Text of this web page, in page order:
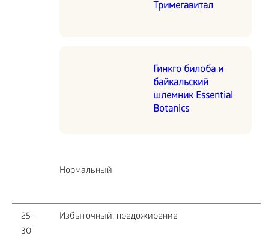
Тримегавитал
Гинкго билоба и
байкальский
шлемник Essential
Botanics
Нормальный
25–
30
Избыточный, предожирение